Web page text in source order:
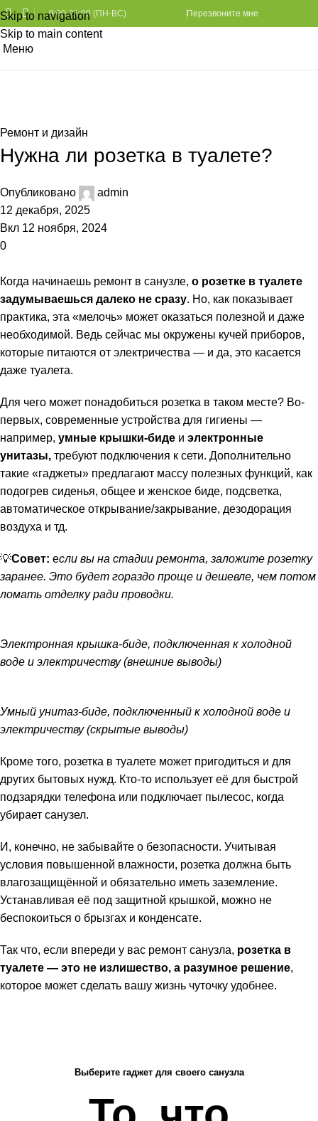
Skip to navigation
Skip to main content
9:00-21:00 (ПН-ВС) Перезвоните мне
Меню
Ремонт и дизайн
Нужна ли розетка в туалете?
Опубликовано
admin
12 декабря, 2025
Вкл 12 ноября, 2024
0
Когда начинаешь ремонт в санузле, о розетке в туалете
задумываешься далеко не сразу. Но, как показывает
практика, эта «мелочь» может оказаться полезной и даже
необходимой. Ведь сейчас мы окружены кучей приборов,
которые питаются от электричества — и да, это касается
даже туалета.
Для чего может понадобиться розетка в таком месте? Во-
первых, современные устройства для гигиены —
например, умные крышки-биде и электронные
унитазы, требуют подключения к сети. Дополнительно
такие «гаджеты» предлагают массу полезных функций, как
подогрев сиденья, общее и женское биде, подсветка,
автоматическое открывание/закрывание, дезодорация
воздуха и тд.
💡Совет: если вы на стадии ремонта, заложите розетку
заранее. Это будет гораздо проще и дешевле, чем потом
ломать отделку ради проводки.
Электронная крышка-биде, подключенная к холодной
воде и электричеству (внешние выводы)
Умный унитаз-биде, подключенный к холодной воде и
электричеству (скрытые выводы)
Кроме того, розетка в туалете может пригодиться и для
других бытовых нужд. Кто-то использует её для быстрой
подзарядки телефона или подключает пылесос, когда
убирает санузел.
И, конечно, не забывайте о безопасности. Учитывая
условия повышенной влажности, розетка должна быть
влагозащищённой и обязательно иметь заземление.
Устанавливая её под защитной крышкой, можно не
беспокоиться о брызгах и конденсате.
Так что, если впереди у вас ремонт санузла, розетка в
туалете — это не излишество, а разумное решение,
которое может сделать вашу жизнь чуточку удобнее.
Выберите гаджет для своего санузла